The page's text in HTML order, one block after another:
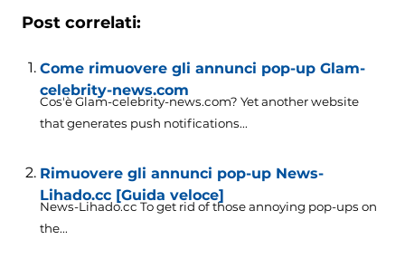
Post correlati:
Come rimuovere gli annunci pop-up Glam-
celebrity-news.com
Cos'è Glam-celebrity-news.com? Yet another website
that generates push notifications...
Rimuovere gli annunci pop-up News-
Lihado.cc [Guida veloce]
News-Lihado.cc To get rid of those annoying pop-ups on
the...